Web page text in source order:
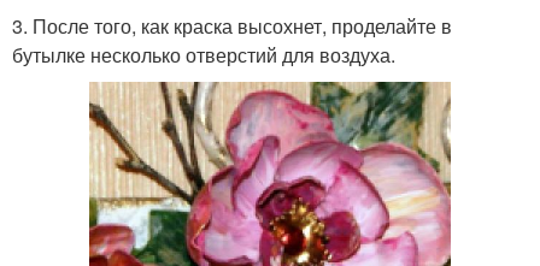
3. После того, как краска высохнет, проделайте в
бутылке несколько отверстий для воздуха.